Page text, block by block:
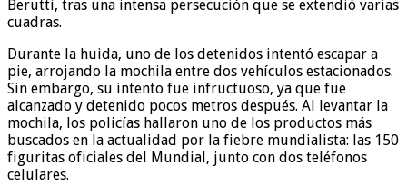
Berutti, tras una intensa persecución que se extendió varias
cuadras.
Durante la huida, uno de los detenidos intentó escapar a
pie, arrojando la mochila entre dos vehículos estacionados.
Sin embargo, su intento fue infructuoso, ya que fue
alcanzado y detenido pocos metros después. Al levantar la
mochila, los policías hallaron uno de los productos más
buscados en la actualidad por la fiebre mundialista: las 150
figuritas oficiales del Mundial, junto con dos teléfonos
celulares.